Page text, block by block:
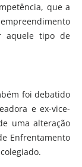
que a
aquele tipo de
foi debatido
e ex-vice-
uma alteração
Enfrentamento